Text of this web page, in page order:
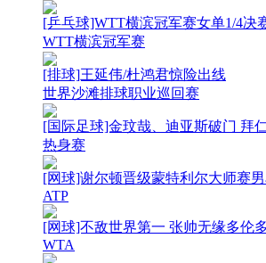
[乒乓球]WTT横滨冠军赛女单1/4决
WTT横滨冠军赛
[排球]王延伟/杜鸿君惊险出线
世界沙滩排球职业巡回赛
[国际足球]金玟哉、迪亚斯破门 拜
热身赛
[网球]谢尔顿晋级蒙特利尔大师赛
ATP
[网球]不敌世界第一 张帅无缘多伦
WTA